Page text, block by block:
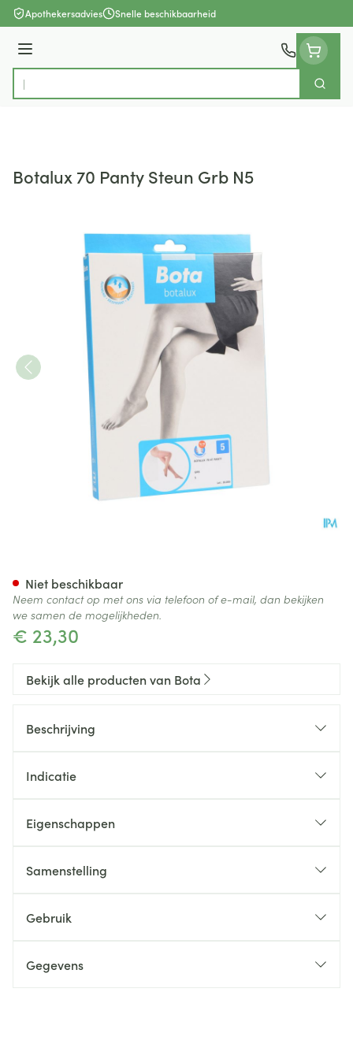
Ga naar de inhoud
Apothekersadvies Snelle beschikbaarheid
Menu
Product, merk, categorie...
Zoek
Botalux 70 Panty Steun Grb N5
€ 23,30
Niet beschikbaar
Neem contact op met ons via telefoon of e-mail, dan bekijken
we samen de mogelijkheden.
Bekijk alle producten van Bota
Beschrijving
Indicatie
Eigenschappen
Samenstelling
Gebruik
Gegevens